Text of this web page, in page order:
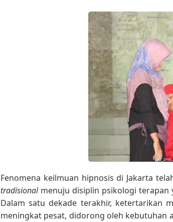
Fenomena keilmuan hipnosis di Jakarta
tradisionalmenuju disiplin psikologi terapan
Dalam satu dekade terakhir, ketertarikan
meningkat pesat, didorong oleh kebutuhan